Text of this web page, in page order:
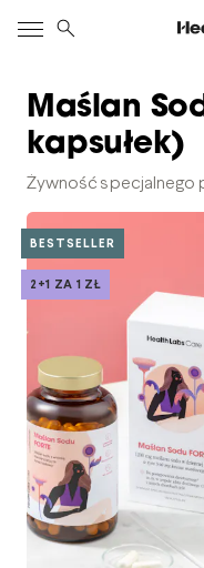
Żywność specjalnego
Maślan
kapsułek)
BESTSELLER
2+1 ZA 1 ZŁ